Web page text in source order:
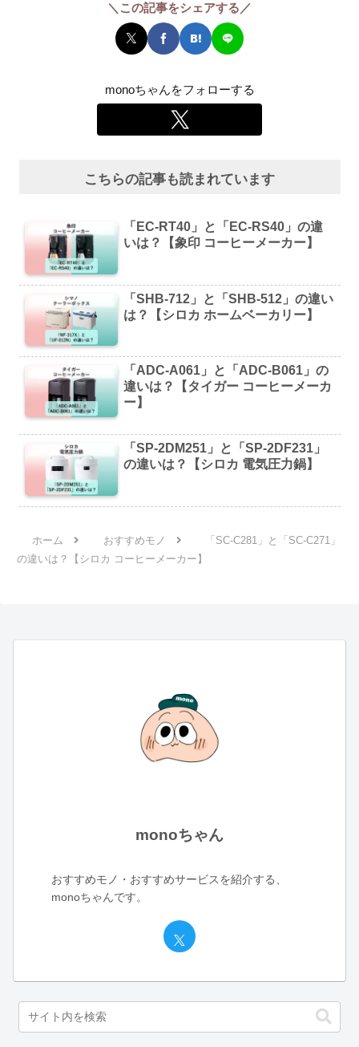
＼この記事をシェアする／
monoちゃんをフォローする
こちらの記事も読まれています
「EC-RT40」と「EC-RS40」の違
いは？【象印 コーヒーメーカー】
「SHB-712」と「SHB-512」の違い
は？【シロカ ホームベーカリー】
「ADC-A061」と「ADC-B061」の
違いは？【タイガー コーヒーメーカ
ー】
「SP-2DM251」と「SP-2DF231」
の違いは？【シロカ 電気圧力鍋】
ホーム おすすめモノ
「SC-C281」と「SC-C271」
の違いは？【シロカ コーヒーメーカー】
monoちゃん
おすすめモノ・おすすめサービスを紹介する、
monoちゃんです。